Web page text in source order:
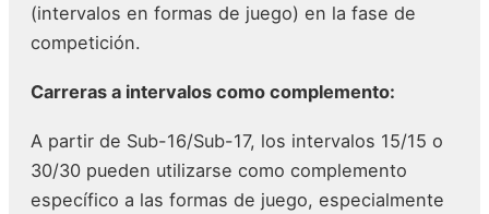
(intervalos en formas de juego) en la fase de
competición.
Carreras a intervalos como complemento:
A partir de Sub-16/Sub-17, los intervalos 15/15 o
30/30 pueden utilizarse como complemento
específico a las formas de juego, especialmente